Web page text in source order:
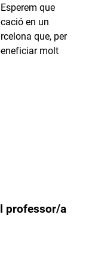
que
en un
que, per
molt
professor/a